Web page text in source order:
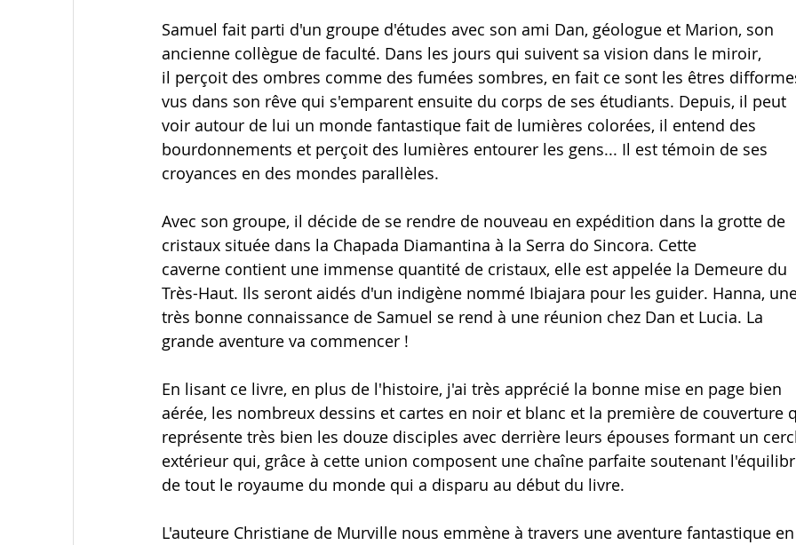
Samuel fait parti d'un groupe d'études avec son ami Dan, géologue et Marion, son
ancienne collègue de faculté. Dans les jours qui suivent sa vision dans le miroir,
il perçoit des ombres comme des fumées sombres, en fait ce sont les êtres
vus dans son rêve qui s'emparent ensuite du corps de ses étudiants. Depuis, il peut
voir autour de lui un monde fantastique fait de lumières colorées, il entend des
bourdonnements et perçoit des lumières entourer les gens... Il est témoin de ses
croyances en des mondes parallèles.
Avec son groupe, il décide de se rendre de nouveau en expédition dans la grotte de
cristaux située dans la Chapada Diamantina à la Serra do Sincora. Cette
caverne contient une immense quantité de cristaux, elle est appelée la Demeure du
Très-Haut. Ils seront aidés d'un indigène nommé Ibiajara pour les guider. Hanna,
très bonne connaissance de Samuel se rend à une réunion chez Dan et Lucia. La
grande aventure va commencer !
En lisant ce livre, en plus de l'histoire, j'ai très apprécié la bonne mise en page bien
aérée, les nombreux dessins et cartes en noir et blanc et la première de couverture
représente très bien les douze disciples avec derrière leurs épouses formant un
extérieur qui, grâce à cette union composent une chaîne parfaite soutenant
de tout le royaume du monde qui a disparu au début du livre.
L'auteure Christiane de Murville nous emmène à travers une aventure fantastique